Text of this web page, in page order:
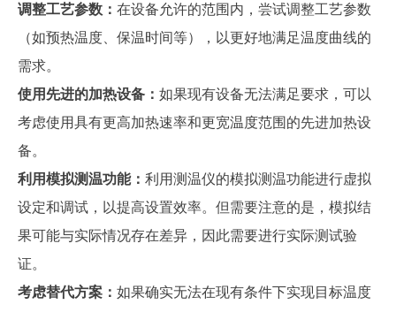
调整工艺参数： 在设备允许的范围内，尝试调整工艺参数
（如预热温度、保温时间等），以更好地满足温度曲线的
需求。
使用先进的加热设备： 如果现有设备无法满足要求，可以
考虑使用具有更高加热速率和更宽温度范围的先进加热设
备。
利用模拟测温功能： 利用测温仪的模拟测温功能进行虚拟
设定和调试，以提高设置效率。但需要注意的是，模拟结
果可能与实际情况存在差异，因此需要进行实际测试验
证。
考虑替代方案： 如果确实无法在现有条件下实现目标温度